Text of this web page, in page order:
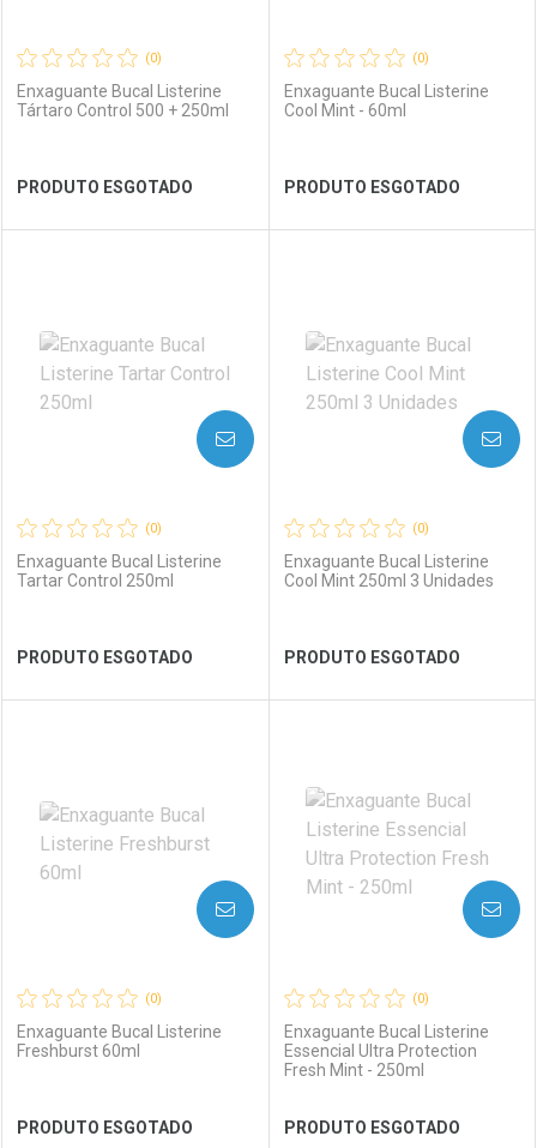
Ver Desconto Convênio Ver Desconto Convênio
(0)
Enxaguante Bucal Listerine
Tártaro Control 500 + 250ml
PRODUTO ESGOTADO
Laboratório
Ver Desconto Convênio
Por Menos
(0)
Enxaguante Bucal Listerine
Cool Mint - 60ml
PRODUTO ESGOTADO
Laboratório
Ver Desconto Convênio
Por Menos
(0)
Enxaguante Bucal Listerine
Tartar Control 250ml
PRODUTO ESGOTADO
AVISE-ME
Laboratório
Ver Desconto Convênio
Por Menos
(0)
Enxaguante Bucal Listerine
Cool Mint 250ml 3 Unidades
PRODUTO ESGOTADO
AVISE-ME
Laboratório
Ver Desconto Convênio
Por Menos
(0)
Enxaguante Bucal Listerine
Freshburst 60ml
PRODUTO ESGOTADO
AVISE-ME
(0)
Enxaguante Bucal Listerine
Essencial Ultra Protection
Fresh Mint - 250ml
PRODUTO ESGOTADO
AVISE-ME